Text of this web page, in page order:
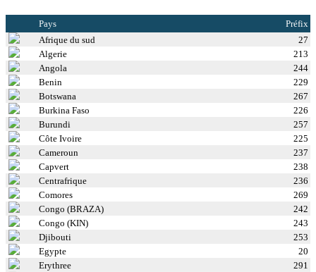
Pays
Préfix
Afrique du sud
27
Algerie
213
Angola
244
Benin
229
Botswana
267
Burkina Faso
226
Burundi
257
Côte Ivoire
225
Cameroun
237
Capvert
238
Centrafrique
236
Comores
269
Congo (BRAZA)
242
Congo (KIN)
243
Djibouti
253
Egypte
20
Erythree
291